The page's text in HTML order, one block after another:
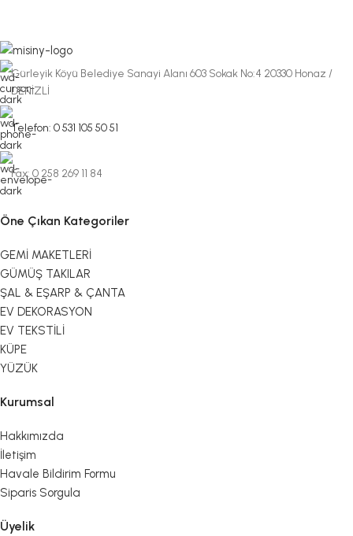
Gürleyik Köyü Belediye Sanayi Alanı 603 Sokak No:4 20330 Honaz /
DENİZLİ
Telefon: 0 531 105 50 51
Fax: 0 258 269 11 84
Öne Çıkan Kategoriler
GEMİ MAKETLERİ
GÜMÜŞ TAKILAR
ŞAL & EŞARP & ÇANTA
EV DEKORASYON
EV TEKSTİLİ
KÜPE
YÜZÜK
Kurumsal
Hakkımızda
İletişim
Havale Bildirim Formu
Siparis Sorgula
Üyelik